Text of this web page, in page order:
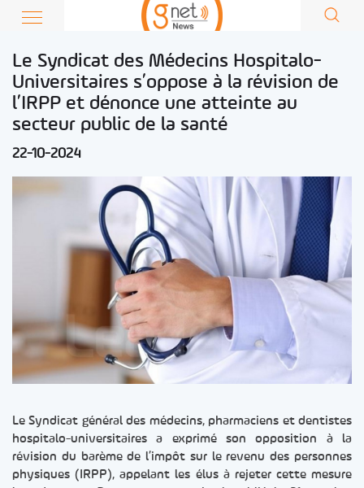
Le Syndicat des Médecins Hospitalo-
Universitaires s’oppose à la révision de
l’IRPP et dénonce une atteinte au
secteur public de la santé
22-10-2024
Le Syndicat général des médecins, pharmaciens et dentistes
hospitalo-universitaires a exprimé son opposition à la
révision du barème de l’impôt sur le revenu des personnes
physiques (IRPP), appelant les élus à rejeter cette mesure